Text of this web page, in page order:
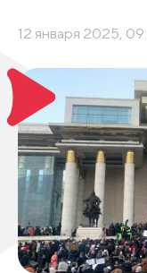
12 января 2025,